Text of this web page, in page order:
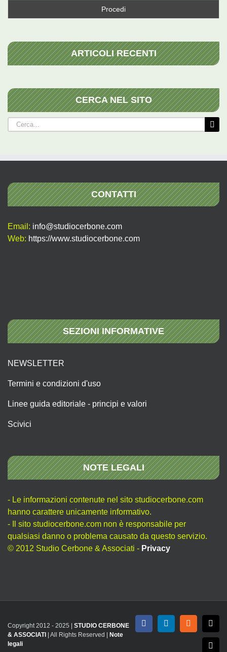
ARTICOLI RECENTI
CERCA NEL SITO
Cerca
per:
CONTATTI
Email: info@studiocerbone.com
Web: https://www.studiocerbone.com
SEZIONI INFORMATIVE
NEWSLETTER
Termini e condizioni d'uso
Linee guida editoriale - principi e valori
Scivici
NOTE LEGALI
- Le informazioni contenute nel sito studiocerbone.com
hanno carattere unicamente informativo.
- Il sito studiocerbone.com non è responsabile per
qualsiasi danno o problema causato da questo servizio.
© 2012 Studio Cerbone & Associati - Privacy
Copyright 2012 - 2025 | STUDIO CERBONE
& ASSOCIATI | All Rights Reserved | Note
legali
FacebookLinkedInRss X